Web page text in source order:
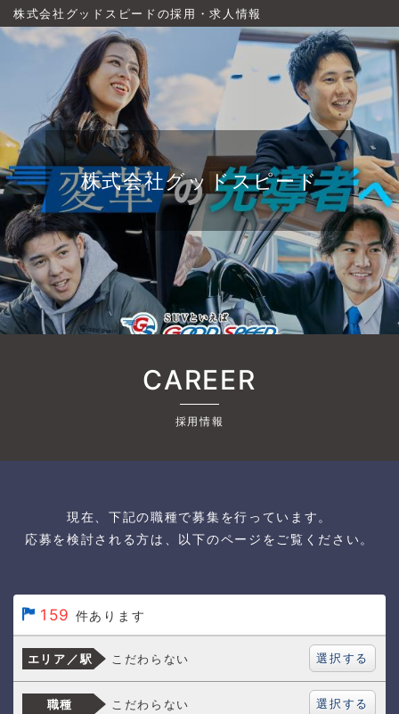
株式会社グッドスピードの採用・求人情報
株式会社グッドスピード
CAREER
採用情報
現在、下記の職種で募集を行っています。
応募を検討される方は、以下のページをご覧ください。
159 件あります
エリア／駅 こだわらない 選択する
職種 こだわらない 選択する